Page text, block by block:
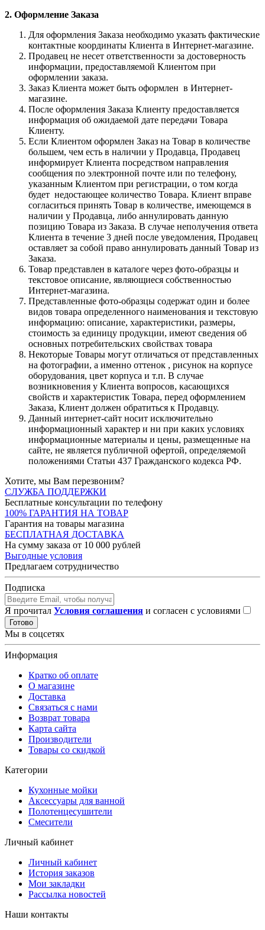
2. Оформление Заказа
Для оформления Заказа необходимо указать фактические
контактные координаты Клиента в Интернет-магазине.
Продавец не несет ответственности за достоверность
информации, предоставляемой Клиентом при
оформлении заказа.
Заказ Клиента может быть оформлен в Интернет-
магазине.
После оформления Заказа Клиенту предоставляется
информация об ожидаемой дате передачи Товара
Клиенту.
Если Клиентом оформлен Заказ на Товар в количестве
большем, чем есть в наличии у Продавца, Продавец
информирует Клиента посредством направления
сообщения по электронной почте или по телефону,
указанным Клиентом при регистрации, о том когда
будет недостающее количество Товара. Клиент вправе
согласиться принять Товар в количестве, имеющемся в
наличии у Продавца, либо аннулировать данную
позицию Товара из Заказа. В случае неполучения ответа
Клиента в течение 3 дней после уведомления, Продавец
оставляет за собой право аннулировать данный Товар из
Заказа.
Товар представлен в каталоге через фото-образцы и
текстовое описание, являющиеся собственностью
Интернет-магазина.
Представленные фото-образцы содержат один и более
видов товара определенного наименования и текстовую
информацию: описание, характеристики, размеры,
стоимость за единицу продукции, имеют сведения об
основных потребительских свойствах товара
Некоторые Товары могут отличаться от представленных
на фотографии, а именно оттенок , рисунок на корпусе
оборудования, цвет корпуса и т.п. В случае
возникновения у Клиента вопросов, касающихся
свойств и характеристик Товара, перед оформлением
Заказа, Клиент должен обратиться к Продавцу.
Данный интернет-сайт носит исключительно
информационный характер и ни при каких условиях
информационные материалы и цены, размещенные на
сайте, не является публичной офертой, определяемой
положениями Статьи 437 Гражданского кодекса РФ.
Хотите, мы Вам перезвоним?
СЛУЖБА ПОДДЕРЖКИ
Бесплатные консультации по телефону
100% ГАРАНТИЯ НА ТОВАР
Гарантия на товары магазина
БЕСПЛАТНАЯ ДОСТАВКА
На сумму заказа от 10 000 рублей
Выгодные условия
Предлагаем сотрудничество
Подписка
Я прочитал Условия соглашения и согласен с условиями
Готово
Мы в соцсетях
Информация
Кратко об оплате
О магазине
Доставка
Связаться с нами
Возврат товара
Карта сайта
Производители
Товары со скидкой
Категории
Кухонные мойки
Аксессуары для ванной
Полотенцесушители
Смесители
Личный кабинет
Личный кабинет
История заказов
Мои закладки
Рассылка новостей
Наши контакты